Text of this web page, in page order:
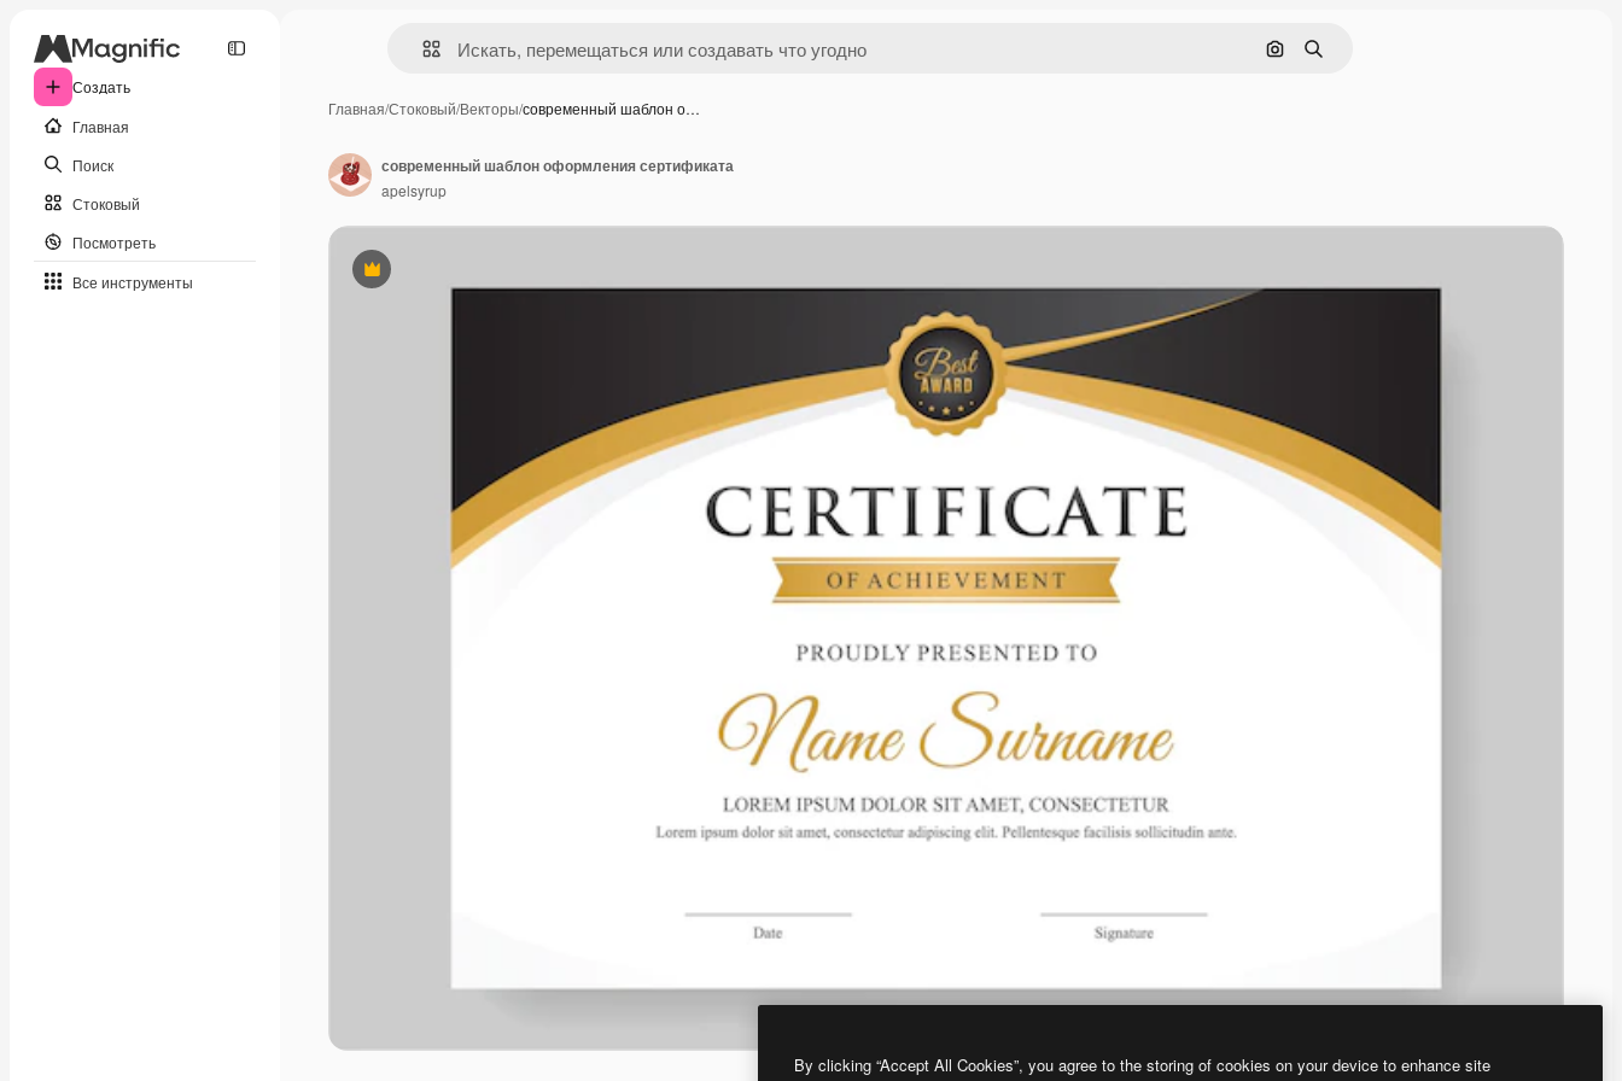
Создать
Главная
Поиск
Стоковый
Посмотреть
Все инструменты
Поиск по изображению
Поиск
Главная/Стоковый/Векторы/современный шаблон о…
Премиум
современный шаблон оформления сертификата
apelsyrup
By clicking “Accept All Cookies”, you agree to the storing of cookies on your device to enhance site